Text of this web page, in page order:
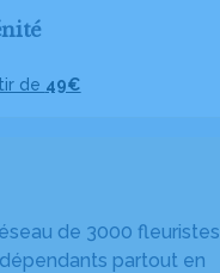
de 3000 fleuristes
partout en
de 49€